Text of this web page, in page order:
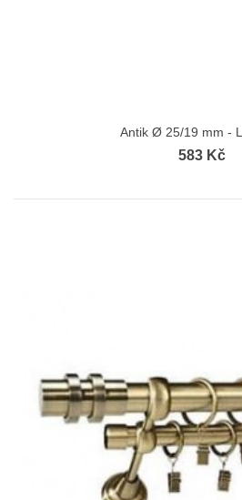
Antik Ø 25/19 mm -
583 Kč